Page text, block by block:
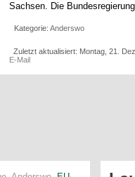
Sachsen. Die
Kategorie:Anderswo
Zuletzt aktualisiert: Montag, 21.
E-Mail